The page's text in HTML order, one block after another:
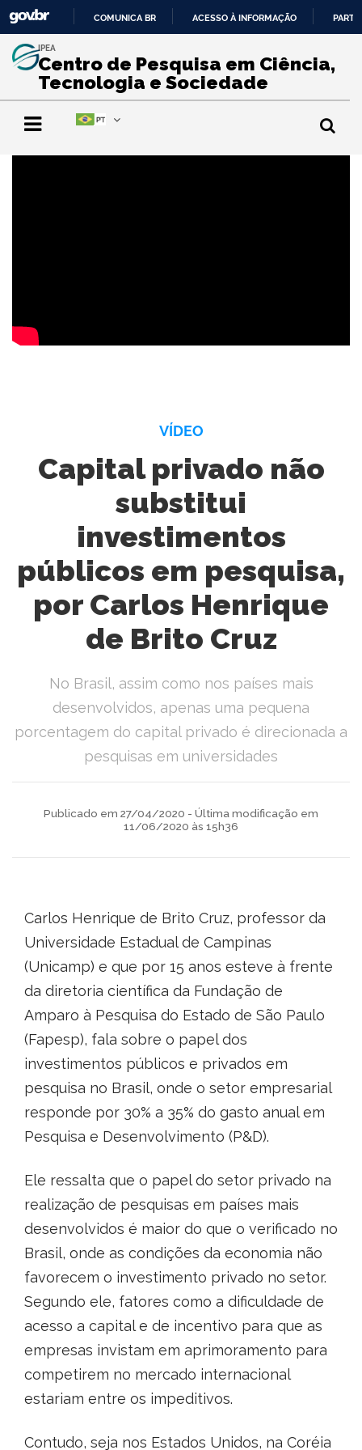
PARA
O
CONTEÚDO
COMUNICA BR ACESSO À INFORMAÇÃO
IPEA
Centro de Pesquisa em Ciência,
Tecnologia e Sociedade
VÍDEO
Capital privado não
substitui
investimentos
públicos em pesquisa,
por Carlos Henrique
de Brito Cruz
No Brasil, assim como nos países mais
desenvolvidos, apenas uma pequena
porcentagem do capital privado é direcionada a
pesquisas em universidades
Publicado em 27/04/2020 - Última modificação em
11/06/2020 às 15h36
Carlos Henrique de Brito Cruz, professor da
Universidade Estadual de Campinas
(Unicamp) e que por 15 anos esteve à frente
da diretoria científica da Fundação de
Amparo à Pesquisa do Estado de São Paulo
(Fapesp), fala sobre o papel dos
investimentos públicos e privados em
pesquisa no Brasil, onde o setor empresarial
responde por 30% a 35% do gasto anual em
Pesquisa e Desenvolvimento (P&D).
Ele ressalta que o papel do setor privado na
realização de pesquisas em países mais
desenvolvidos é maior do que o verificado no
Brasil, onde as condições da economia não
favorecem o investimento privado no setor.
Segundo ele, fatores como a dificuldade de
acesso a capital e de incentivo para que as
empresas invistam em aprimoramento para
competirem no mercado internacional
estariam entre os impeditivos.
Contudo, seja nos Estados Unidos, na Coréia